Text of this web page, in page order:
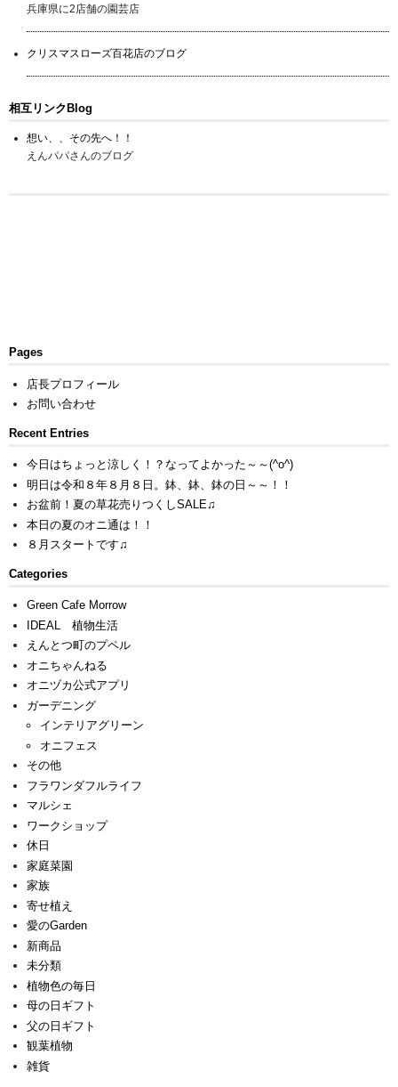
兵庫県に2店舗の園芸店
クリスマスローズ百花店のブログ
相互リンクBlog
想い、、その先へ！！
えんパパさんのブログ
Pages
店長プロフィール
お問い合わせ
Recent Entries
今日はちょっと涼しく！？なってよかった～～(^o^)
明日は令和８年８月８日。鉢、鉢、鉢の日～～！！
お盆前！夏の草花売りつくしSALE♫
本日の夏のオニ通は！！
８月スタートです♫
Categories
Green Cafe Morrow
IDEAL 植物生活
えんとつ町のプペル
オニちゃんねる
オニヅカ公式アプリ
ガーデニング
インテリアグリーン
オニフェス
その他
フラワンダフルライフ
マルシェ
ワークショップ
休日
家庭菜園
家族
寄せ植え
愛のGarden
新商品
未分類
植物色の毎日
母の日ギフト
父の日ギフト
観葉植物
雑貨